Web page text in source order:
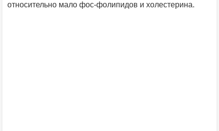
относительно мало фос-фолипидов и холестерина.